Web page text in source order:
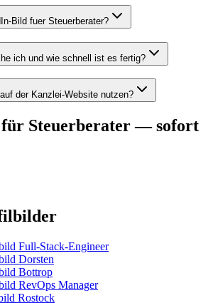
Bild fuer Steuerberater?
ich und wie schnell ist es fertig?
der Kanzlei-Website nutzen?
Steuerberater — sofort
Full-Stack-Engineer
Dorsten
Bottrop
RevOps Manager
Rostock